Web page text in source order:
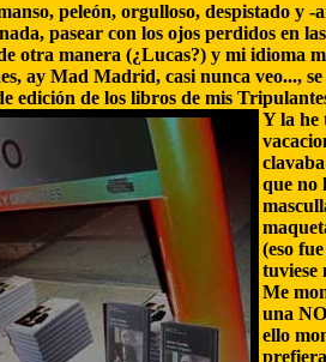
peleón, orgulloso, despistado y
pasear con los ojos perdidos en
otra manera (¿Lucas?) y mi idioma
ay Mad Madrid, casi nunca veo...,
edición de los libros de mis
Y la he
que no
(eso
tuviese
Me
una
ello